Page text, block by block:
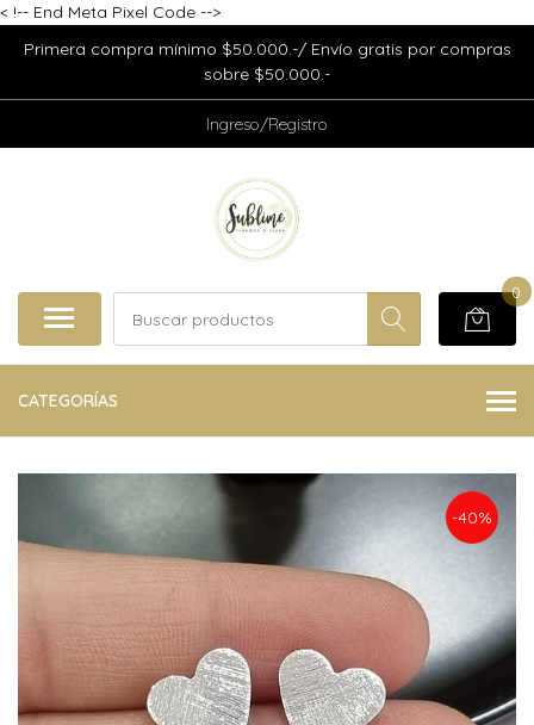
< !-- End Meta Pixel Code -->
Primera compra mínimo $50.000.-/ Envío gratis por compras
sobre $50.000.-
Ingreso/Registro
0
CATEGORÍAS
-40%